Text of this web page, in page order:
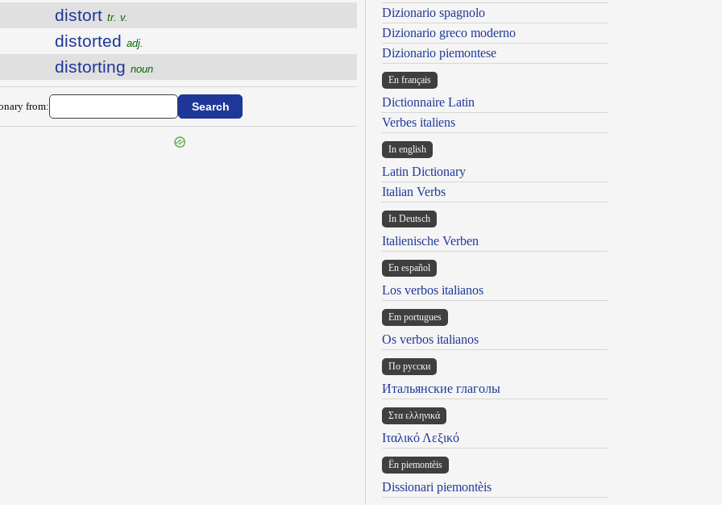
distort tr. v.
distorted adj.
distorting noun
from:
Dizionario spagnolo
Dizionario greco moderno
Dizionario piemontese
En français
Dictionnaire Latin
Verbes italiens
In english
Latin Dictionary
Italian Verbs
In Deutsch
Italienische Verben
En español
Los verbos italianos
Em portugues
Os verbos italianos
По русски
Итальянские глаголы
Στα ελληνικά
Ιταλικό Λεξικό
Ën piemontèis
Dissionari piemontèis